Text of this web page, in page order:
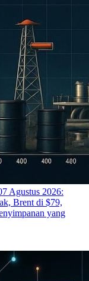
Agustus 2026:
Brent di $79,
yang